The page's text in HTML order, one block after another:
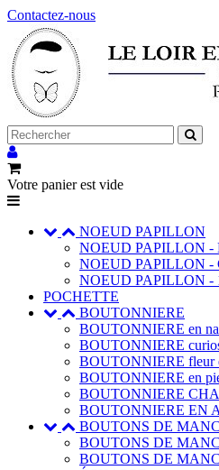
Contactez-nous
Votre panier est vide
NOEUD PAPILLON
NOEUD PAPILLON -
NOEUD PAPILLON -
NOEUD PAPILLON -
POCHETTE
BOUTONNIERE
BOUTONNIERE en
BOUTONNIERE
BOUTONNIERE fleur
BOUTONNIERE en
BOUTONNIERE
BOUTONNIERE EN
BOUTONS DE
BOUTONS DE
BOUTONS DE